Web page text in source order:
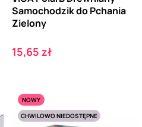
Samochodzik do Pchania
Zielony
Cena
15,65 zł
NOWY
CHWILOWO NIEDOSTĘPNE